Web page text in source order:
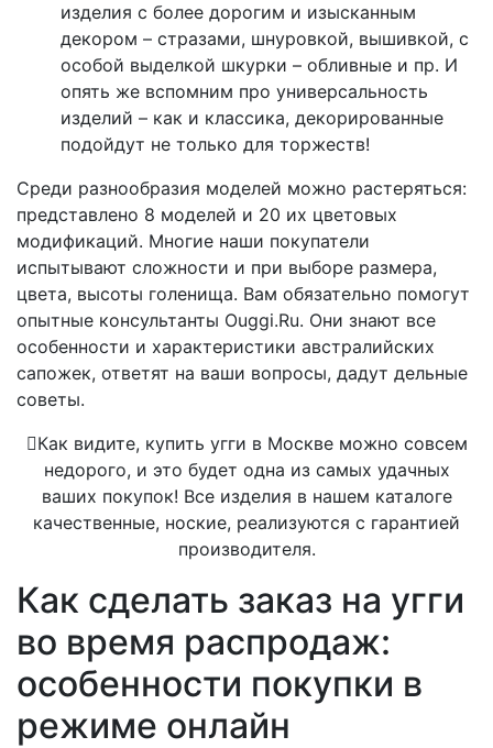
изделия с более дорогим и изысканным
декором – стразами, шнуровкой, вышивкой, с
особой выделкой шкурки – обливные и пр. И
опять же вспомним про универсальность
изделий – как и классика, декорированные
подойдут не только для торжеств!
Среди разнообразия моделей можно растеряться:
представлено 8 моделей и 20 их цветовых
модификаций. Многие наши покупатели
испытывают сложности и при выборе размера,
цвета, высоты голенища. Вам обязательно помогут
опытные консультанты Ouggi.Ru. Они знают все
особенности и характеристики австралийских
сапожек, ответят на ваши вопросы, дадут дельные
советы.
Как видите, купить угги в Москве можно совсем
недорого, и это будет одна из самых удачных
ваших покупок! Все изделия в нашем каталоге
качественные, ноские, реализуются с гарантией
производителя.
Как сделать заказ на угги
во время распродаж:
особенности покупки в
режиме онлайн